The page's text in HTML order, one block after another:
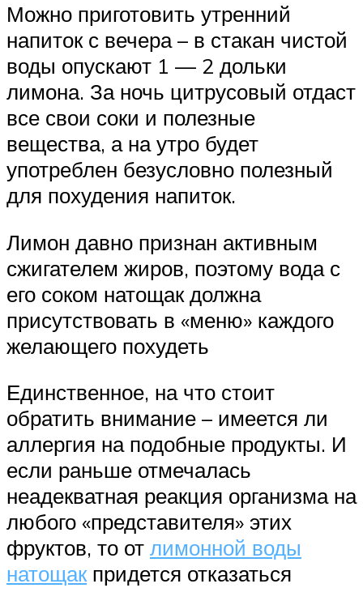
Можно приготовить утренний
напиток с вечера – в стакан чистой
воды опускают 1 — 2 дольки
лимона. За ночь цитрусовый отдаст
все свои соки и полезные
вещества, а на утро будет
употреблен безусловно полезный
для похудения напиток.
Лимон давно признан активным
сжигателем жиров, поэтому вода с
его соком натощак должна
присутствовать в «меню» каждого
желающего похудеть
Единственное, на что стоит
обратить внимание – имеется ли
аллергия на подобные продукты. И
если раньше отмечалась
неадекватная реакция организма на
любого «представителя» этих
фруктов, то от лимонной воды
натощак придется отказаться